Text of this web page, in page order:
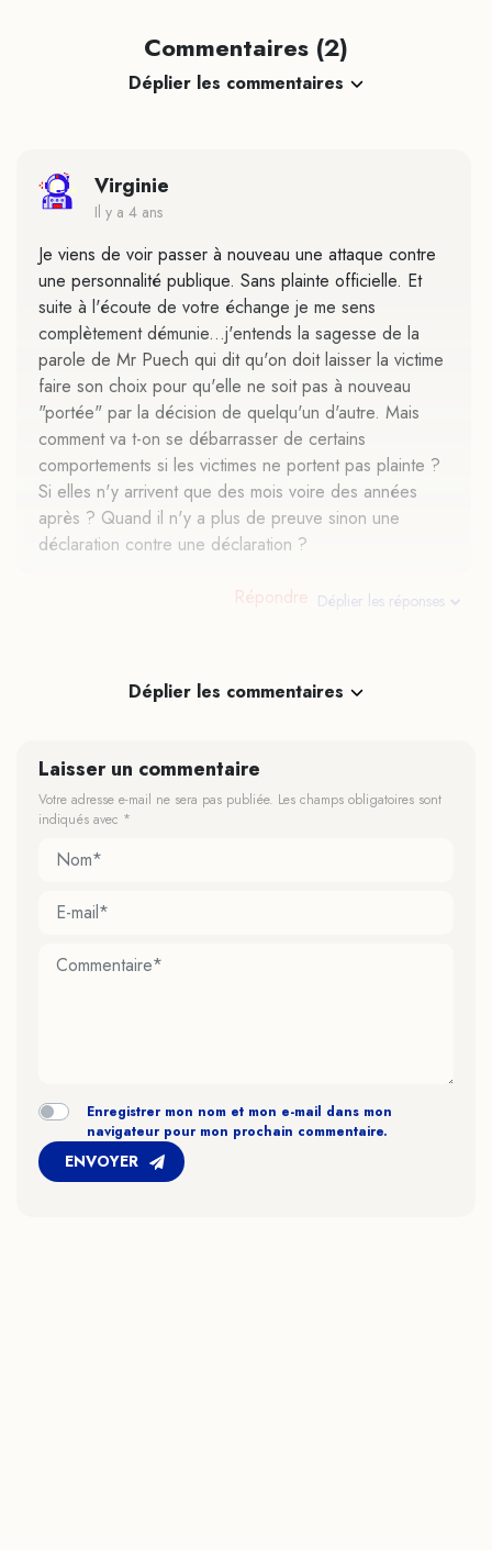
Commentaires (2)
Déplier les commentaires
Virginie
Il y a 4 ans
Je viens de voir passer à nouveau une attaque contre
une personnalité publique. Sans plainte officielle. Et
suite à l'écoute de votre échange je me sens
complètement démunie...j'entends la sagesse de la
parole de Mr Puech qui dit qu'on doit laisser la victime
faire son choix pour qu'elle ne soit pas à nouveau
"portée" par la décision de quelqu'un d'autre. Mais
comment va t-on se débarrasser de certains
comportements si les victimes ne portent pas plainte ?
Si elles n'y arrivent que des mois voire des années
après ? Quand il n'y a plus de preuve sinon une
déclaration contre une déclaration ?
Répondre Déplier les réponses
Déplier les commentaires
Laisser un commentaire
Votre adresse e-mail ne sera pas publiée. Les champs obligatoires sont
indiqués avec *
Enregistrer mon nom et mon e-mail dans mon
navigateur pour mon prochain commentaire.